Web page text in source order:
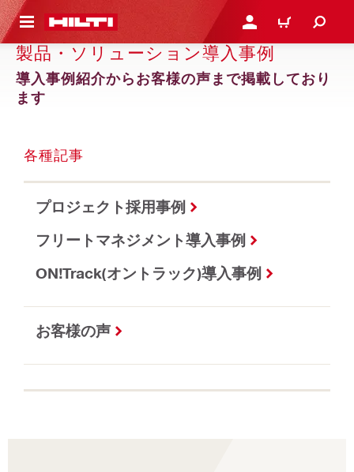
内容を表示 ログイン・新規オンライ
カート
製品・ソリューション導入事例
導入事例紹介からお客様の声まで掲載しており
ます
各種記事
プロジェクト採用事例
フリートマネジメント導入事例
ON!Track(オントラック)導入事例
お客様の声